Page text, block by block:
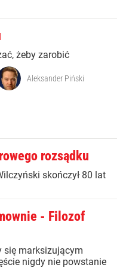
żeby zarobić
Aleksander Piński
rozsądku
skończył 80 lat
- Filozof
się marksizującym
nigdy nie powstanie